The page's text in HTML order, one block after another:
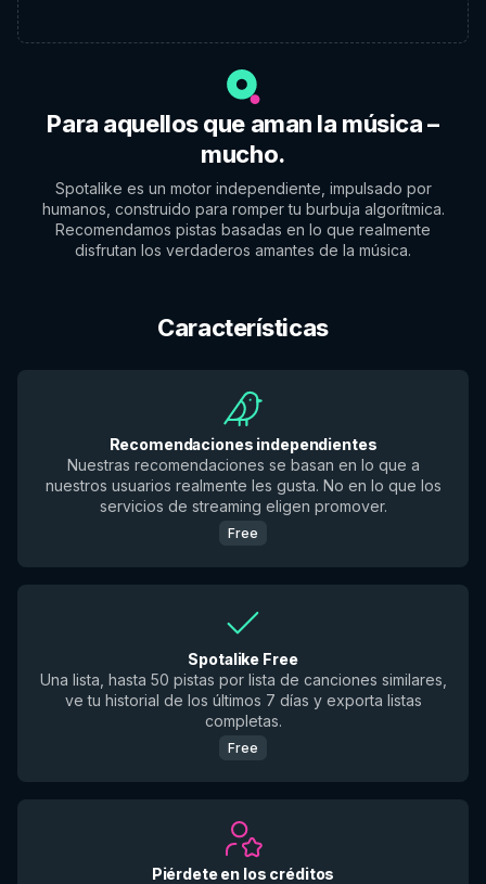
Para aquellos que aman la música –
mucho.
Spotalike es un motor independiente, impulsado por
humanos, construido para romper tu burbuja algorítmica.
Recomendamos pistas basadas en lo que realmente
disfrutan los verdaderos amantes de la música.
Características
Recomendaciones independientes
Nuestras recomendaciones se basan en lo que a
nuestros usuarios realmente les gusta. No en lo que los
servicios de streaming eligen promover.
Free
Spotalike Free
Una lista, hasta 50 pistas por lista de canciones similares,
ve tu historial de los últimos 7 días y exporta listas
completas.
Free
Piérdete en los créditos